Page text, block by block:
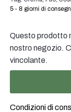
prodotto.
5 - 8 giorni di
Questo prodotto
nostro negozio.
vincolante.
Condizioni di